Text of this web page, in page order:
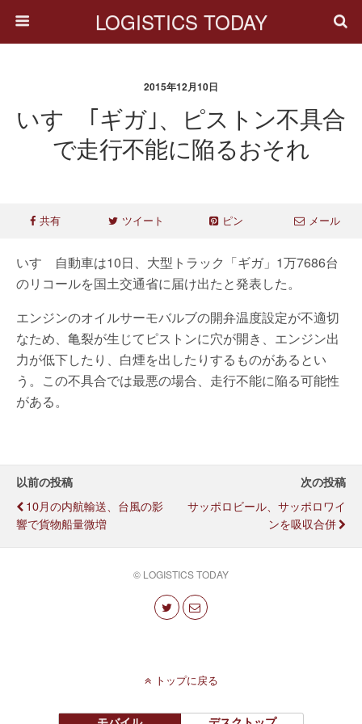
LOGISTICS TODAY
2015年12月10日
いすゞ｢ギガ｣、ピストン不具合
で走行不能に陥るおそれ
共有 ツイート ピン メール
いすゞ自動車は10日、大型トラック「ギガ」1万7686台
のリコールを国土交通省に届け出たと発表した。
エンジンのオイルサーモバルブの開弁温度設定が不適切
なため、亀裂が生じてピストンに穴が開き、エンジン出
力が低下したり、白煙を出したりするものがあるとい
う。この不具合では最悪の場合、走行不能に陥る可能性
がある。
以前の投稿
10月の内航輸送、台風の影
響で貨物船量微増
次の投稿
サッポロビール、サッポロワイ
ンを吸収合併
© LOGISTICS TODAY
トップに戻る